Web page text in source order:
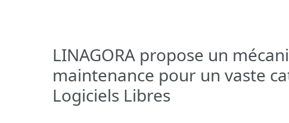
LINAGORA propose un
maintenance pour un vaste
Logiciels Libres